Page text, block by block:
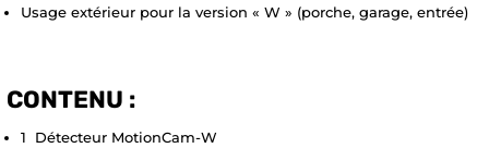
Usage extérieur pour la version « W » (porche, garage, entrée)
CONTENU :
1 Détecteur MotionCam-W